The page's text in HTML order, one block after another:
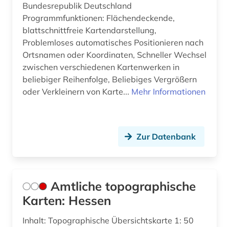
geobasisdaten (1)
geochemie (2)
geodaten (3)
geodienst (2)
geodynamik (1)
geografischer name (1)
geographie (21)
Bundesrepublik Deutschland
Programmfunktionen: Flächendeckende,
blattschnittfreie Kartendarstellung,
Problemloses automatisches Positionieren nach
Ortsnamen oder Koordinaten, Schneller Wechsel
zwischen verschiedenen Kartenwerken in
beliebiger Reihenfolge, Beliebiges Vergrößern
oder Verkleinern von Karte... Mehr Informationen
Zur Datenbank
Amtliche topographische
Karten: Hessen
Inhalt: Topographische Übersichtskarte 1: 50